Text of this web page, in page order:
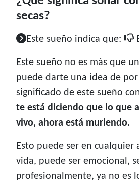
secas?
Este sueño indica que:
Este sueño no es más que
puede darte una idea de
significado de este sueño
te está diciendo que lo que
vivo, ahora está muriendo.
Esto puede ser en cualquier
vida, puede ser emocional,
profesionalmente, ya no es